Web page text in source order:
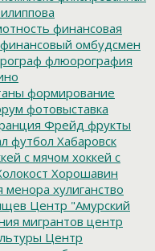
финансовая
финансовый омбудсмен
флюорография
формирование
фотовыставка
Фрейд фрукты
футбол Хабаровск
с мячом хоккей с
Хорошавин
менора хулиганство
Центр "Амурский
мигрантов центр
Центр